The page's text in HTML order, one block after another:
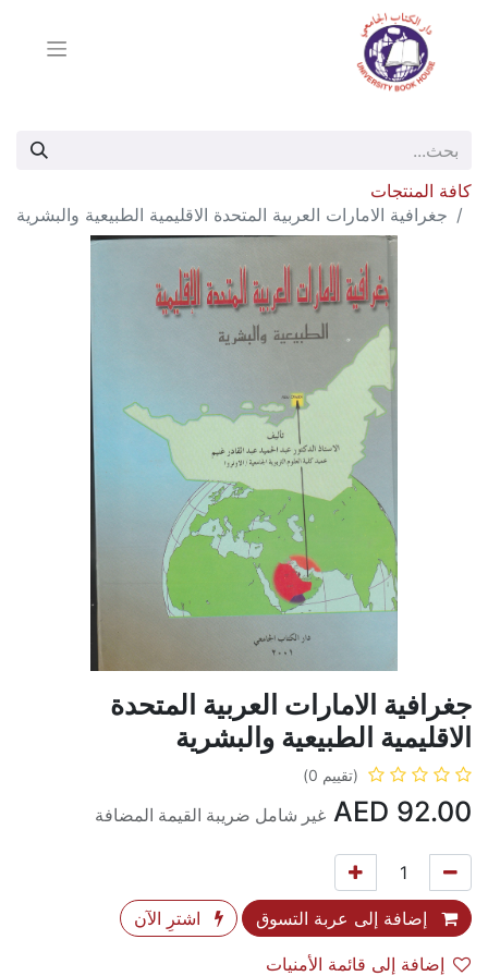
كافة المنتجات
جغرافية الامارات العربية المتحدة الاقليمية الطبيعية والبشرية
جغرافية الامارات العربية المتحدة
الاقليمية الطبيعية والبشرية
(تقييم 0)
92.00 غير شامل ضريبة القيمة المضافة
إضافة إلى عربة التسوق اشترِ الآن
إضافة إلى قائمة الأمنيات